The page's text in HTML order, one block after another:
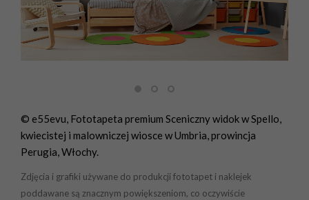
© e55evu, Fototapeta premium Sceniczny widok w Spello,
kwiecistej i malowniczej wiosce w Umbria, prowincja
Perugia, Włochy.
Zdjęcia i grafiki używane do produkcji fototapet i naklejek
poddawane są znacznym powiększeniom, co oczywiście